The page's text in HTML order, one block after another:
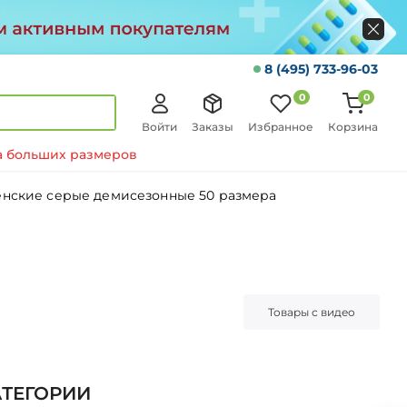
8 (495) 733-96-03
Войти Заказы Избранное
0
Корзина
0
больших размеров
серые демисезонные 50 размера
Товары с видео